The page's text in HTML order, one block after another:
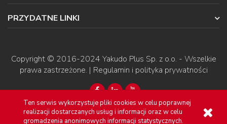
Ten serwis wykorzystuje pliki cookies w celu poprawnej
realizacji dostarczanych usług i informacji oraz w celu
gromadzenia anonimowych informacji statystycznych.
PRZYDATNE LINKI
Copyright © 2016-2024 Yakudo Plus Sp. z o.o. - Wszelkie
prawa zastrzeżone. | Regulamin i polityka prywatności